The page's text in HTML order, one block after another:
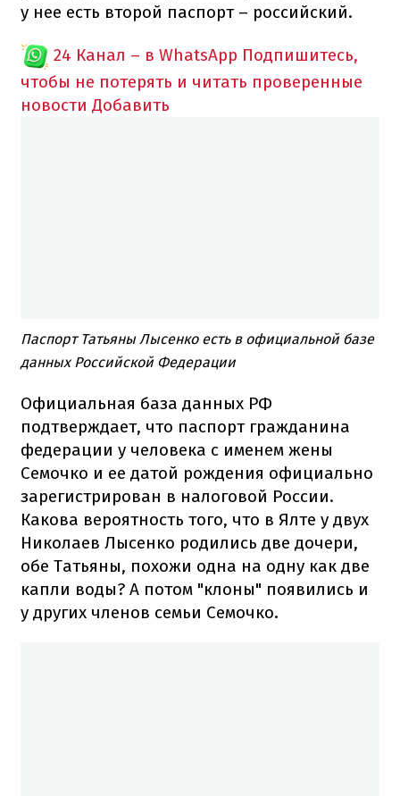
у нее есть второй паспорт – российский.
24 Канал – в WhatsApp Подпишитесь,
чтобы не потерять и читать проверенные
новости Добавить
Паспорт Татьяны Лысенко есть в официальной базе
данных Российской Федерации
Официальная база данных РФ
подтверждает, что паспорт гражданина
федерации у человека с именем жены
Семочко и ее датой рождения официально
зарегистрирован в налоговой России.
Какова вероятность того, что в Ялте у двух
Николаев Лысенко родились две дочери,
обе Татьяны, похожи одна на одну как две
капли воды? А потом "клоны" появились и
у других членов семьи Семочко.